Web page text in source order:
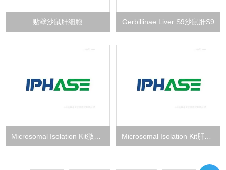
贴壁沙鼠肝细胞 Gerbillinae Liver S9沙鼠肝S9
Microsomal Isolation Kit肝微粒体分离试剂盒